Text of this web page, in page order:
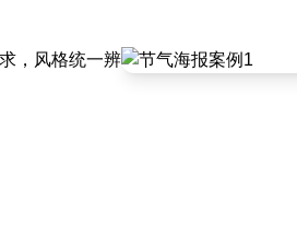
，风格统一辨